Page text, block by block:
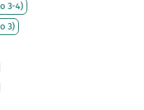
3-4)
3)